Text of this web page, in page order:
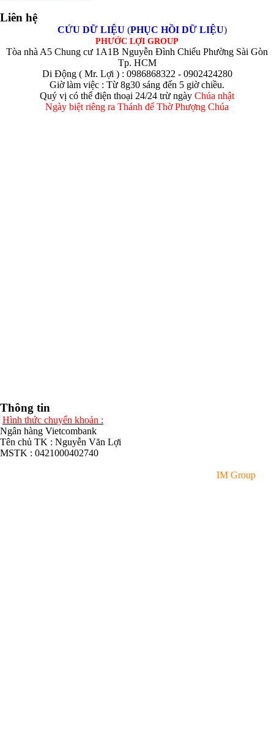
Liên hệ
CỨU DỮ LIỆU (PHỤC HỒI DỮ LIỆU)
PHƯỚC LỢI GROUP
Tòa nhà A5 Chung cư 1A1B Nguyễn Đình Chiểu Phường Sài Gòn
Tp. HCM
Di Động ( Mr. Lợi ) : 0986868322 - 0902424280
Giờ làm việc : Từ 8g30 sáng đến 5 giờ chiều.
Quý vị có thể điện thoại 24/24 trừ ngày Chúa nhật
Ngày biệt riêng ra Thánh để Thờ Phượng Chúa
Thông tin
Hình thức chuyển khoản :
Ngân hàng Vietcombank
Tên chủ TK : Nguyễn Văn Lợi
MSTK : 0421000402740
IM Group